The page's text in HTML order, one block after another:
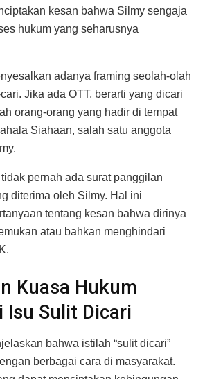
kesan bahwa Silmy sengaja
hukum yang seharusnya
adanya framing seolah-olah
Jika ada OTT, berarti yang dicari
orang-orang yang hadir di tempat
Siahaan, salah satu anggota
pernah ada surat panggilan
diterima oleh Silmy. Hal ini
tentang kesan bahwa dirinya
atau bahkan menghindari
Kuasa Hukum
Isu Sulit Dicari
bahwa istilah “sulit dicari”
berbagai cara di masyarakat.